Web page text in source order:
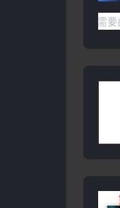
没有你需要的资源,欢